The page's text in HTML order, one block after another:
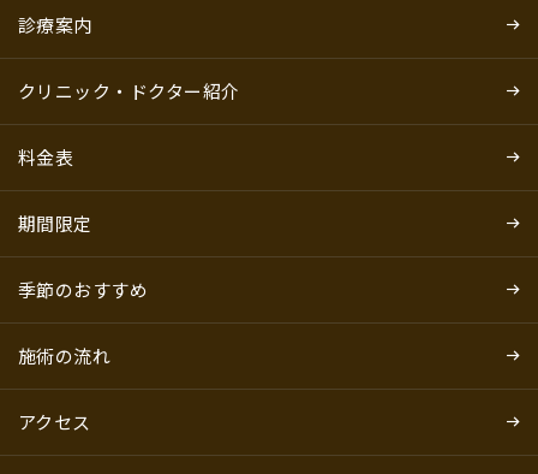
診療案内
クリニック・ドクター紹介
料金表
期間限定
季節のおすすめ
施術の流れ
アクセス